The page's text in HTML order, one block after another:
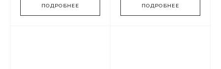
ПОДРОБНЕЕ ПОДРОБНЕЕ